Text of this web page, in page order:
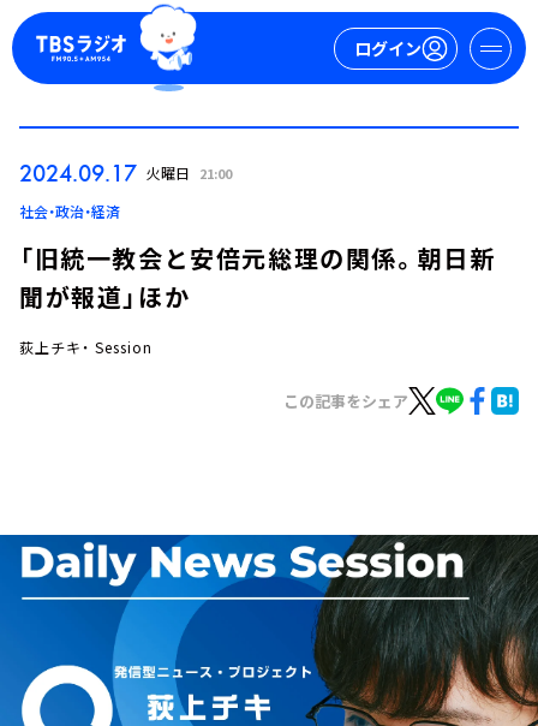
ログイン
お知らせ
イベント・グッズ
YouTube
会社情報
2024.09.17 火曜日 21:00
社会・政治・経済
「旧統一教会と安倍元総理の関係。朝日新
聞が報道」ほか
荻上チキ・ Session
この記事をシェア